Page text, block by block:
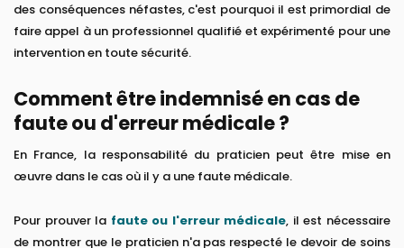
des conséquences néfastes, c'est pourquoi il est primordial de
faire appel à un professionnel qualifié et expérimenté pour une
intervention en toute sécurité.
Comment être indemnisé en cas de
faute ou d'erreur médicale ?
En France, la responsabilité du praticien peut être mise en
œuvre dans le cas où il y a une faute médicale.
Pour prouver la faute ou l'erreur médicale, il est nécessaire
de montrer que le praticien n'a pas respecté le devoir de soins